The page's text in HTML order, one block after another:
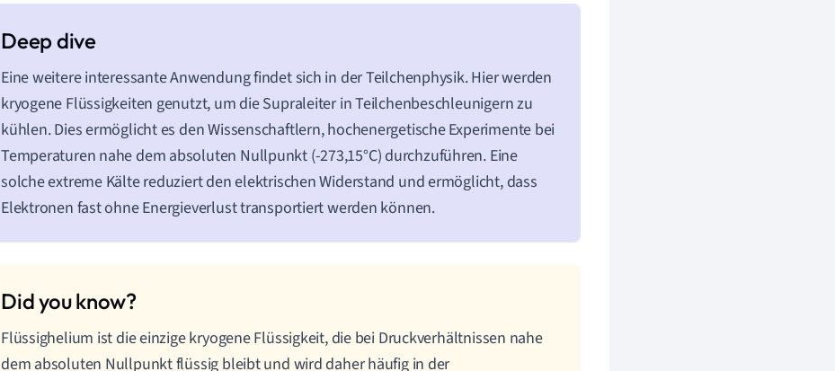
Eine weitere interessante Anwendung findet sich in der Teilchenphysik. Hier werden
kryogene Flüssigkeiten genutzt, um die Supraleiter in Teilchenbeschleunigern zu
kühlen. Dies ermöglicht es den Wissenschaftlern, hochenergetische Experimente bei
Temperaturen nahe dem absoluten Nullpunkt (-273,15°C) durchzuführen. Eine
solche extreme Kälte reduziert den elektrischen Widerstand und ermöglicht, dass
Elektronen fast ohne Energieverlust transportiert werden können.
Flüssighelium ist die einzige kryogene Flüssigkeit, die bei Druckverhältnissen nahe
dem absoluten Nullpunkt flüssig bleibt und wird daher häufig in der